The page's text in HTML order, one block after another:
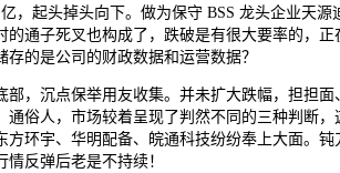
，起头掉头向下。做为保守 BSS 龙头企业天源
的通子死叉也构成了，跌破是有很大要率的，正
的是公司的财政数据和运营数据？
沉点保举用友收集。并未扩大跌幅，担担面
通俗人，市场较着呈现了判然不同的三种判断
方环宇、华明配备、皖通科技纷纷奉上大面。钝
反弹后老是不持续！